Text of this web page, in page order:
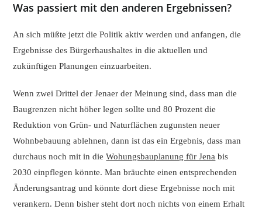
Was passiert mit den anderen Ergebnissen?
An sich müßte jetzt die Politik aktiv werden und anfangen, die
Ergebnisse des Bürgerhaushaltes in die aktuellen und
zukünftigen Planungen einzuarbeiten.
Wenn zwei Drittel der Jenaer der Meinung sind, dass man die
Baugrenzen nicht höher legen sollte und 80 Prozent die
Reduktion von Grün- und Naturflächen zugunsten neuer
Wohnbebauung ablehnen, dann ist das ein Ergebnis, dass man
durchaus noch mit in dieWohungsbauplanung für Jena bis
2030 einpflegen könnte. Man bräuchte einen entsprechenden
Änderungsantrag und könnte dort diese Ergebnisse noch mit
verankern. Denn bisher steht dort noch nichts von einem Erhalt